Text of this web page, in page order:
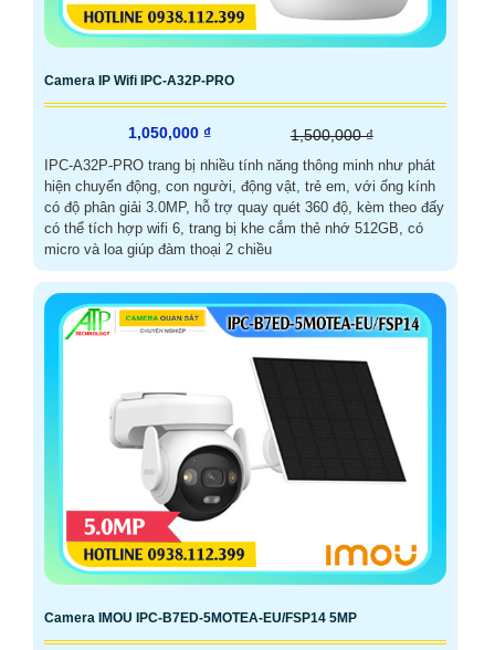
Camera IP Wifi IPC-A32P-PRO
1,050,000 ₫ 1,500,000 ₫
IPC-A32P-PRO trang bị nhiều tính năng thông minh như phát
hiện chuyển động, con người, động vật, trẻ em, với ống kính
có độ phân giải 3.0MP, hỗ trợ quay quét 360 độ, kèm theo đấy
có thể tích hợp wifi 6, trang bị khe cắm thẻ nhớ 512GB, có
micro và loa giúp đàm thoại 2 chiều
Camera IMOU IPC-B7ED-5MOTEA-EU/FSP14 5MP